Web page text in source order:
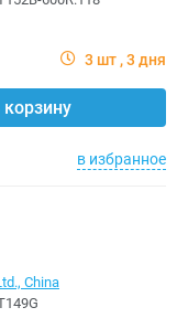
3 шт 3 дня
корзину
в избранное
China